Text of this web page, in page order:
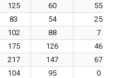
125 60
55
83 54
25
102 88
7
175 126
46
217 147
67
104 95
0